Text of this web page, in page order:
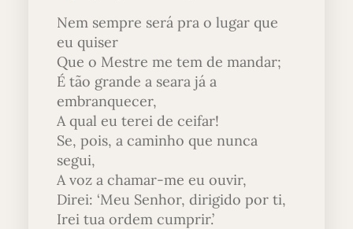
Nem sempre será pra o lugar que
eu quiser
Que o Mestre me tem de mandar;
É tão grande a seara já a
embranquecer,
A qual eu terei de ceifar!
Se, pois, a caminho que nunca
segui,
A voz a chamar-me eu ouvir,
Direi: ‘Meu Senhor, dirigido por ti,
Irei tua ordem cumprir.’